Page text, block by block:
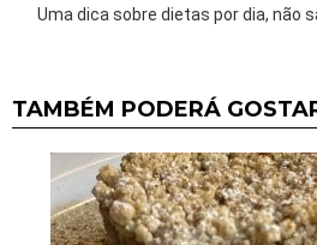
Uma dica sobre dietas por dia, não
TAMBÉM PODERÁ